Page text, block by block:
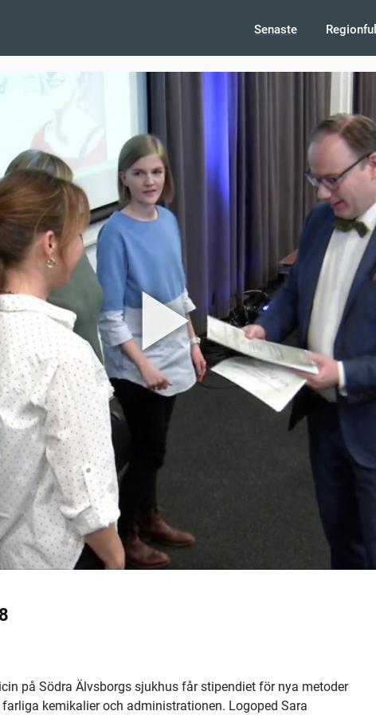
Senaste
på Södra Älvsborgs sjukhus får stipendiet för nya metoder
kemikalier och administrationen. Logoped Sara